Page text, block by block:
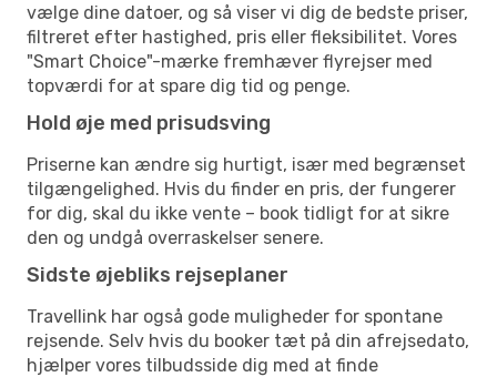
vælge dine datoer, og så viser vi dig de bedste priser,
filtreret efter hastighed, pris eller fleksibilitet. Vores
"Smart Choice"-mærke fremhæver flyrejser med
topværdi for at spare dig tid og penge.
Hold øje med prisudsving
Priserne kan ændre sig hurtigt, især med begrænset
tilgængelighed. Hvis du finder en pris, der fungerer
for dig, skal du ikke vente – book tidligt for at sikre
den og undgå overraskelser senere.
Sidste øjebliks rejseplaner
Travellink har også gode muligheder for spontane
rejsende. Selv hvis du booker tæt på din afrejsedato,
hjælper vores tilbudsside dig med at finde